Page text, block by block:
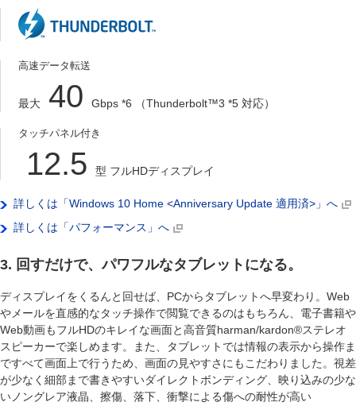
高速データ転送
最大 40 Gbps *6 （Thunderbolt™3 *5 対応）
タッチパネル付き
12.5 型 フルHDディスプレイ
詳しくは「Windows 10 Home <Anniversary Update 適用済>」へ
詳しくは「パフォーマンス」へ
3. 回すだけで、パワフルなタブレットになる。
ディスプレイをくるんと回せば、PCからタブレットへ早変わり。Web
やメールを直感的なタッチ操作で閲覧できるのはもちろん、電子書籍や
Web動画もフルHDのキレイな画面と高音質harman/kardon®ステレオ
スピーカーで楽しめます。また、タブレットでは情報の表示から操作ま
ですべて画面上で行うため、画面の見やすさにもこだわりました。視差
が少なく細部まで書きやすいダイレクトボンディング、映り込みの少な
いノングレア液晶、擦傷、落下、衝撃による傷への耐性が高い